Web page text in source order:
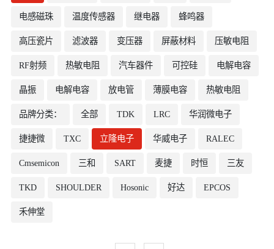
电感磁珠 温度传感器 继电器 蜂鸣器
高压瓷片 滤波器 变压器 屏蔽材料 压敏电阻
RF射频 热敏电阻 汽车器件 可控硅 电解电容
晶振 电解电容 放电管 薄膜电容 热敏电阻
品牌分类： 全部 TDK LRC 华润微电子
捷捷微 TXC 立隆电子 华威电子 RALEC
Cmsemicon 三和 SART 麦捷 时恒 三友
TKD SHOULDER Hosonic 好达 EPCOS
禾伸堂